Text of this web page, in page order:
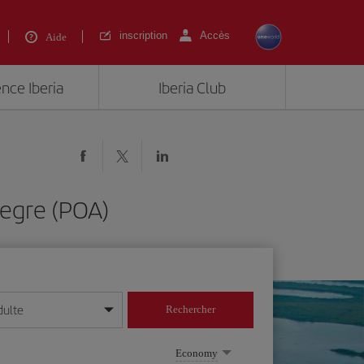
Aide inscription Accès
Iberia Iberia Club
(POA)
année
Rechercher
Economy